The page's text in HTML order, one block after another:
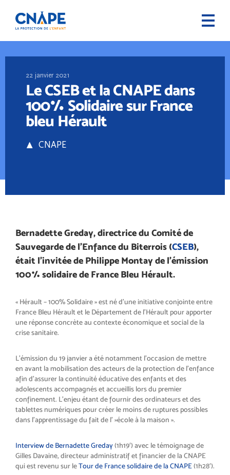
22 janvier 2021
Le CSEB et la CNAPE dans
100% Solidaire sur France
bleu Hérault
CNAPE
Bernadette Greday, directrice du Comité de
Sauvegarde de l’Enfance du Biterrois (CSEB),
était l’invitée de Philippe Montay de l’émission
100% solidaire de France Bleu Hérault.
« Hérault – 100% Solidaire » est né d’une initiative conjointe entre
France Bleu Hérault et le Département de l’Hérault pour apporter
une réponse concrète au contexte économique et social de la
crise sanitaire.
L’émission du 19 janvier a été notamment l’occasion de mettre
en avant la mobilisation des acteurs de la protection de l’enfance
afin d’assurer la continuité éducative des enfants et des
adolescents accompagnés et accueillis lors du premier
confinement. L’enjeu étant de fournir des ordinateurs et des
tablettes numériques pour créer le moins de ruptures possibles
dans l’apprentissage du fait de l' »école à la maison ».
Interview de Bernadette Greday(1h19′) avec le témoignage de
Gilles Davaine, directeur administratif et financier de la CNAPE
qui est revenu sur leTour de France solidaire de la CNAPE(1h28′).